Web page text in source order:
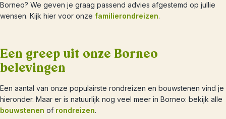
Borneo? We geven je graag passend advies afgestemd op jullie
wensen. Kijk hier voor onze familierondreizen.
Een greep uit onze Borneo
belevingen
Een aantal van onze populairste rondreizen en bouwstenen vind je
hieronder. Maar er is natuurlijk nog veel meer in Borneo: bekijk alle
bouwstenen of rondreizen.